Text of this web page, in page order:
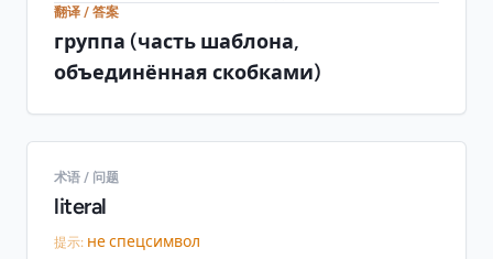
翻译 / 答案
группа (часть шаблона,
объединённая скобками)
术语 / 问题
literal
提示: не спецсимвол